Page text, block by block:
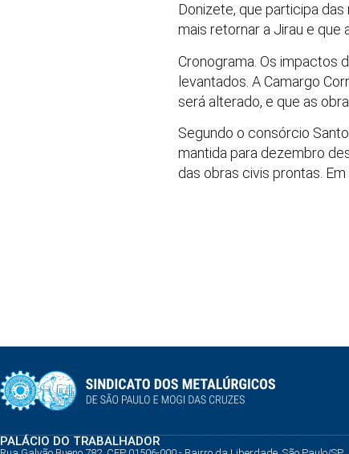
Donizete, que participa
mais retornar a Jirau e que
Cronograma. Os impactos
levantados. A Camargo
será alterado, e que as
Segundo o consórcio
mantida para dezembro
das obras civis prontas.
PALÁCIO DO TRABALHADOR